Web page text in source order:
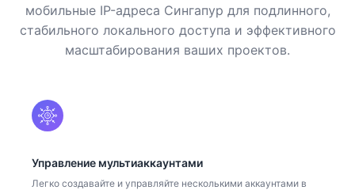
мобильные IP-адреса Сингапур для подлинного,
стабильного локального доступа и эффективного
масштабирования ваших проектов.
Управление мультиаккаунтами
Легко создавайте и управляйте несколькими аккаунтами в